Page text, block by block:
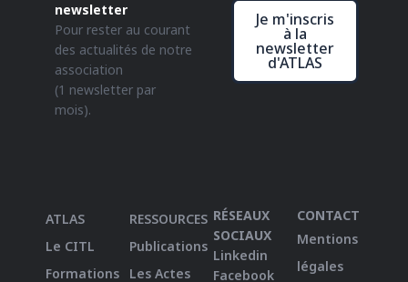
newsletter
Pour rester au courant
des actualités de notre
association
(1 newsletter par
mois).
Je m'inscris
à la
newsletter
d'ATLAS
ATLAS
Le CITL
Formations
RESSOURCES
Publications
Les Actes
RÉSEAUX
SOCIAUX
Linkedin
Facebook
CONTACT
Mentions
légales